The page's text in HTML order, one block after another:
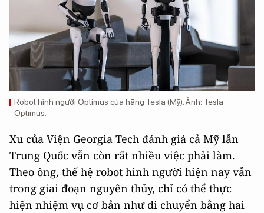
Robot hình người Optimus của hãng Tesla (Mỹ). Ảnh: Tesla
Optimus.
Xu của Viện Georgia Tech đánh giá cả Mỹ lẫn
Trung Quốc vẫn còn rất nhiều việc phải làm.
Theo ông, thế hệ robot hình người hiện nay vẫn
trong giai đoạn nguyên thủy, chỉ có thể thực
hiện nhiệm vụ cơ bản như di chuyển bằng hai